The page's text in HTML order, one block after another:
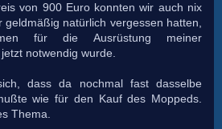
von 900 Euro konnten wir auch nix
geldmäßig natürlich vergessen hatten,
für die Ausrüstung meiner
notwendig wurde.
dass da nochmal fast dasselbe
wie für den Kauf des Moppeds.
Thema.